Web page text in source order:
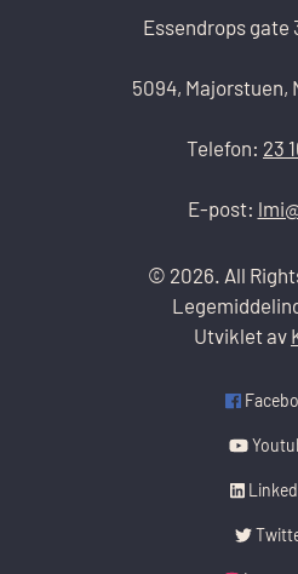
Essendrops gate
5094, Majorstuen,
Telefon: 23
E-post:
© 2026. All
Utviklet av